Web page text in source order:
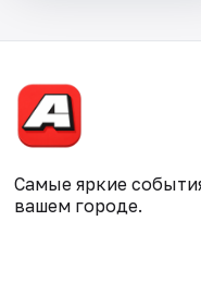
Самые яркие
вашем городе.